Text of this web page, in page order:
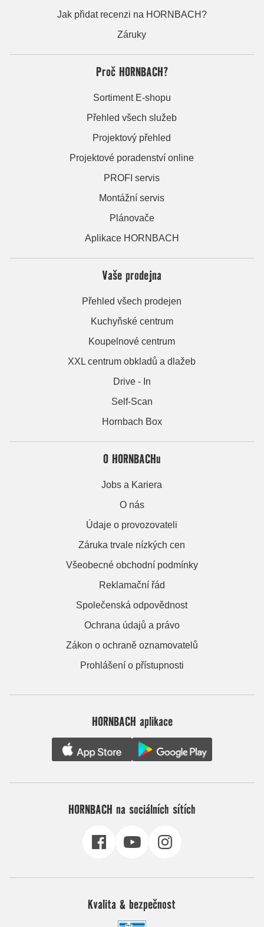
Jak přidat recenzi na HORNBACH?
Záruky
Proč HORNBACH?
Sortiment E-shopu
Přehled všech služeb
Projektový přehled
Projektové poradenství online
PROFI servis
Montážní servis
Plánovače
Aplikace HORNBACH
Vaše prodejna
Přehled všech prodejen
Kuchyňské centrum
Koupelnové centrum
XXL centrum obkladů a dlažeb
Drive - In
Self-Scan
Hornbach Box
O HORNBACHu
Jobs a Kariera
O nás
Údaje o provozovateli
Záruka trvale nízkých cen
Všeobecné obchodní podmínky
Reklamační řád
Společenská odpovědnost
Ochrana údajů a právo
Zákon o ochraně oznamovatelů
Prohlášení o přístupnosti
HORNBACH aplikace
HORNBACH na sociálních sítích
Kvalita & bezpečnost